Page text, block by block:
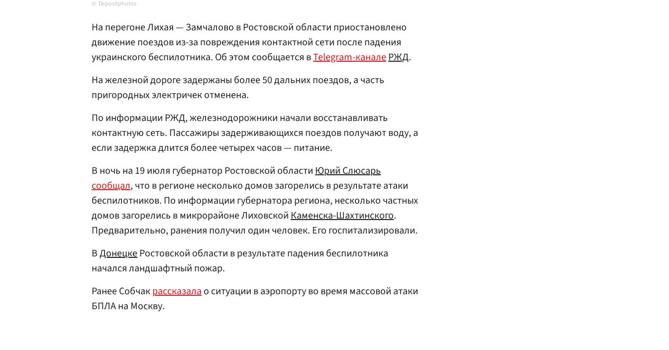
Depositphotos
На перегоне Лихая — Замчалово в Ростовской области приостановлено
движение поездов из-за повреждения контактной сети после падения
украинского беспилотника. Об этом сообщается вTelegram-каналеРЖД.
На железной дороге задержаны более 50 дальних поездов, а часть
пригородных электричек отменена.
По информации РЖД, железнодорожники начали восстанавливать
контактную сеть. Пассажиры задерживающихся поездов получают воду, а
если задержка длится более четырех часов — питание.
В ночь на 19 июля губернатор Ростовской областиЮрий Слюсарь
сообщал, что в регионе несколько домов загорелись в результате атаки
беспилотников. По информации губернатора региона, несколько частных
домов загорелись в микрорайоне ЛиховскойКаменска-Шахтинского.
Предварительно, ранения получил один человек. Его госпитализировали.
ВДонецкеРостовской области в результате падения беспилотника
начался ландшафтный пожар.
Ранее Собчакрассказалао ситуации в аэропорту во время массовой атаки
БПЛА на Москву.